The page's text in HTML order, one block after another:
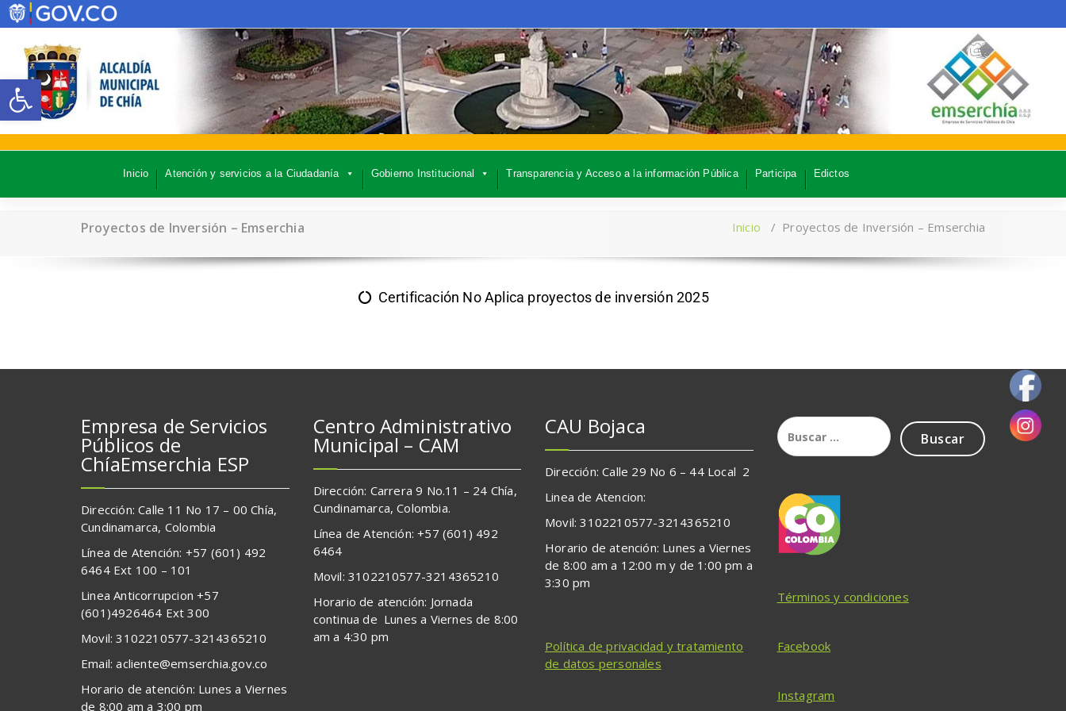
Abrir barra de herramientas
Inicio Atención y servicios a la Ciudadanía Gobierno Institucional Transparencia y Acceso a la información Pública Participa Edictos
Proyectos de Inversión – Emserchia Inicio / Proyectos de Inversión – Emserchia
Certificación No Aplica proyectos de inversión 2025
Empresa de Servicios
Públicos de
ChíaEmserchia ESP
Dirección: Calle 11 No 17 – 00 Chía,
Cundinamarca, Colombia
Línea de Atención: +57 (601) 492
6464 Ext 100 – 101
Linea Anticorrupcion +57
(601)4926464 Ext 300
Movil: 3102210577-3214365210
Email: acliente@emserchia.gov.co
Horario de atención: Lunes a Viernes
de 8:00 am a 3:00 pm
Centro Administrativo
Municipal – CAM
Dirección: Carrera 9 No.11 – 24 Chía,
Cundinamarca, Colombia.
Línea de Atención: +57 (601) 492
6464
Movil: 3102210577-3214365210
Horario de atención: Jornada
continua de Lunes a Viernes de 8:00
am a 4:30 pm
CAU Bojaca
Dirección: Calle 29 No 6 – 44 Local 2
Linea de Atencion:
Movil: 3102210577-3214365210
Horario de atención: Lunes a Viernes
de 8:00 am a 12:00 m y de 1:00 pm a
3:30 pm
Términos y condiciones
Política de privacidad y tratamiento
de datos personales
Facebook
Instagram